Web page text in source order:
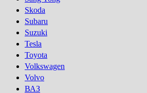
Skoda
Subaru
Suzuki
Tesla
Toyota
Volkswagen
Volvo
ВАЗ